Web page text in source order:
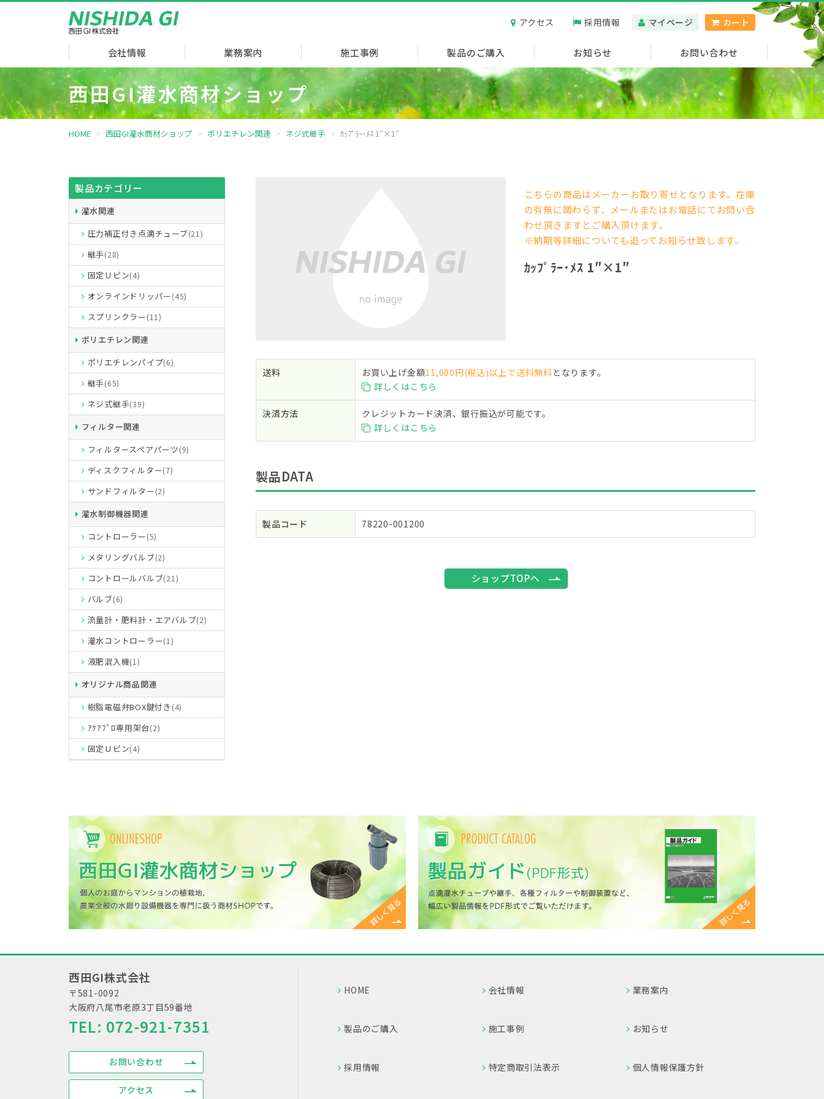
カート
マイページ
採用情報
アクセス
会社情報 業務案内 施工事例 製品のご購入 お知らせ お問い合わせ
西田GI灌水商材ショップ
HOME 西田GI灌水商材ショップ ポリエチレン関連 ネジ式継手 ｶｯﾌﾟﾗｰ･ﾒｽ 1″×1″
こちらの商品はメーカーお取り寄せとなります。在庫
の有無に関わらず、メールまたはお電話にてお問い合
わせ頂きますとご購入頂けます。
※納期等詳細についても追ってお知らせ致します。
ｶｯﾌﾟﾗｰ･ﾒｽ 1″×1″
送料 お買い上げ金額11,000円(税込)以上で送料無料 となります。
詳しくはこちら
決済方法
クレジットカード決済、銀行振込が可能です。
詳しくはこちら
製品DATA
製品コード 78220-001200
ショップTOPへ
製品カテゴリー
灌水関連
圧力補正付き点滴チューブ(21)
継手(28)
固定Ｕピン(4)
オンラインドリッパー(45)
スプリンクラー(11)
ポリエチレン関連
ポリエチレンパイプ(6)
継手(65)
ネジ式継手(39)
フィルター関連
フィルタースペアパーツ(9)
ディスクフィルター(7)
サンドフィルター(2)
灌水制御機器関連
コントローラー(5)
メタリングバルブ(2)
コントロールバルブ(21)
バルブ(6)
流量計・肥料計・エアバルブ(2)
灌水コントローラー(1)
液肥混入機(1)
オリジナル商品関連
樹脂電磁弁BOX鍵付き (4)
ｱｸｱﾌﾟﾛ専用架台(2)
固定Ｕピン(4)
西田GI株式会社
〒581-0092
大阪府八尾市老原3丁目59番地
TEL: 072-921-7351
お問い合わせ
アクセス
HOME 会社情報 業務案内
製品のご購入 施工事例 お知らせ
採用情報 特定商取引法表示 個人情報保護方針